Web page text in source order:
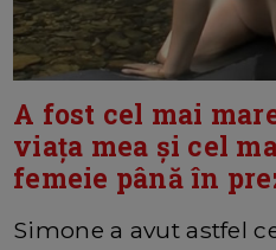
A fost cel mai
viața mea și cel
femeie până în
Simone a avut astfel